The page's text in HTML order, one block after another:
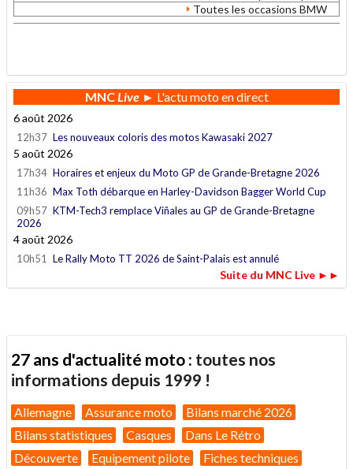
Toutes les occasions BMW
MNCLive► L'actu moto en direct
6 août 2026
12h37 Les nouveaux coloris des motos Kawasaki 2027
5 août 2026
17h34 Horaires et enjeux du Moto GP de Grande-Bretagne 2026
11h36 Max Toth débarque en Harley-Davidson Bagger World Cup
09h57 KTM-Tech3 remplace Viñales au GP de Grande-Bretagne
2026
4 août 2026
10h51 Le Rally Moto TT 2026 de Saint-Palais est annulé
Suite du MNC Live ►►
27 ans d'actualité moto : toutes nos
informations depuis 1999 !
Allemagne Assurance moto
Bilans marché 2026
Bilans statistiques
Casques
Dans Le Rétro
Découverte
Equipement pilote Fiches techniques